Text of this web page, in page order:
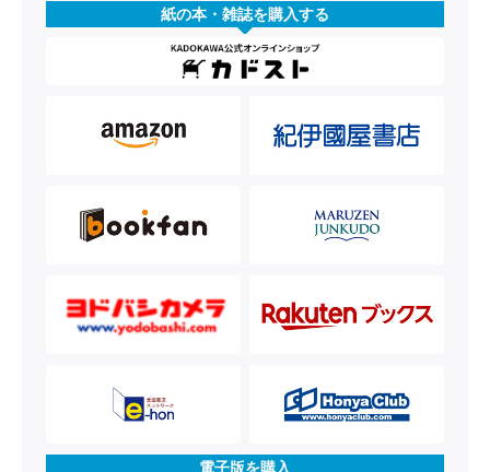
紙の本・雑誌を購入する
電子版を購入